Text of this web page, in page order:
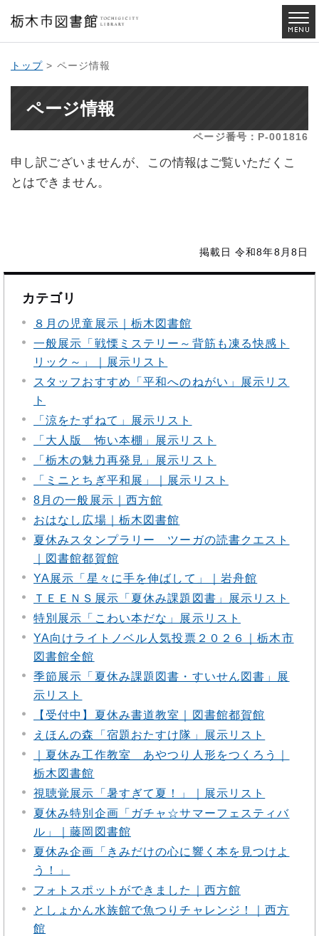
トップ > ページ情報
ページ情報
ページ番号：P-001816
申し訳ございませんが、この情報はご覧いただくこ
とはできません。
掲載日 令和8年8月8日
カテゴリ
８月の児童展示｜栃木図書館
一般展示「戦慄ミステリー～背筋も凍る快感ト
リック～」｜展示リスト
スタッフおすすめ「平和へのねがい」展示リス
ト
「涼をたずねて」展示リスト
「大人版 怖い本棚」展示リスト
「栃木の魅力再発見」展示リスト
「ミニとちぎ平和展」｜展示リスト
8月の一般展示｜西方館
おはなし広場｜栃木図書館
夏休みスタンプラリー ツーガの読書クエスト
｜図書館都賀館
YA展示「星々に手を伸ばして」｜岩舟館
ＴＥＥＮＳ展示「夏休み課題図書」展示リスト
特別展示「こわい本だな」展示リスト
YA向けライトノベル人気投票２０２６｜栃木市
図書館全館
季節展示「夏休み課題図書・すいせん図書」展
示リスト
【受付中】夏休み書道教室｜図書館都賀館
えほんの森「宿題おたすけ隊」展示リスト
｜夏休み工作教室 あやつり人形をつくろう｜
栃木図書館
視聴覚展示「暑すぎて夏！」｜展示リスト
夏休み特別企画「ガチャ☆サマーフェスティバ
ル」｜藤岡図書館
夏休み企画「きみだけの心に響く本を見つけよ
う！」
フォトスポットができました｜西方館
としょかん水族館で魚つりチャレンジ！｜西方
館